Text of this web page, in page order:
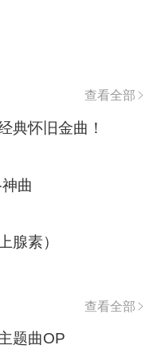
查看全部
典怀旧金曲！
曲
腺素）
查看全部
题曲OP